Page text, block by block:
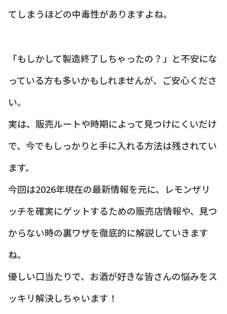
てしまうほどの中毒性がありますよね。
「もしかして製造終了しちゃったの？」と不安にな
っている方も多いかもしれませんが、ご安心くださ
い。
実は、販売ルートや時期によって見つけにくいだけ
で、今でもしっかりと手に入れる方法は残されてい
ます。
今回は2026年現在の最新情報を元に、レモンザリ
ッチを確実にゲットするための販売店情報や、見つ
からない時の裏ワザを徹底的に解説していきます
ね。
優しい口当たりで、お酒が好きな皆さんの悩みをス
ッキリ解決しちゃいます！